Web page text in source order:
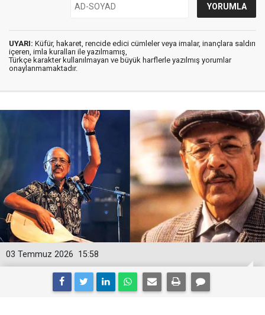
UYARI: Küfür, hakaret, rencide edici cümleler veya imalar, inançlara saldırı
içeren, imla kuralları ile yazılmamış,
Türkçe karakter kullanılmayan ve büyük harflerle yazılmış yorumlar
onaylanmamaktadır.
15:58
03 Temmuz 2026